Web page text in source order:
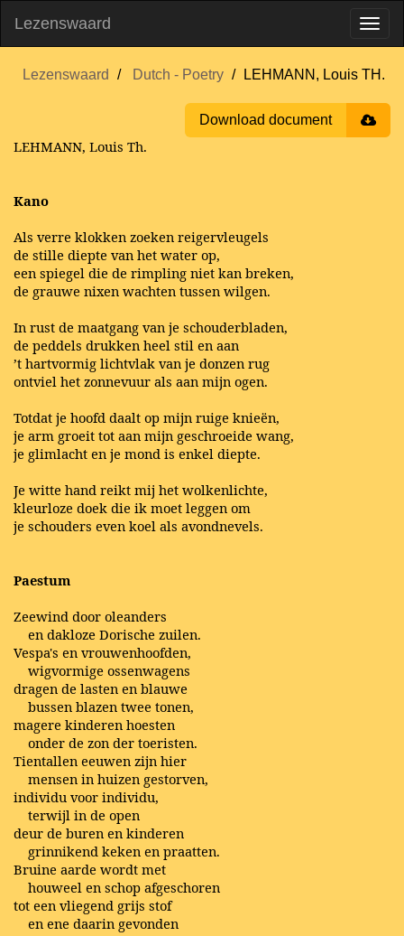
Lezenswaard
Lezenswaard Dutch - Poetry LEHMANN, Louis TH.
Download document
LEHMANN, Louis Th.
Kano
Als verre klokken zoeken reigervleugels
de stille diepte van het water op,
een spiegel die de rimpling niet kan breken,
de grauwe nixen wachten tussen wilgen.
In rust de maatgang van je schouderbladen,
de peddels drukken heel stil en aan
’t hartvormig lichtvlak van je donzen rug
ontviel het zonnevuur als aan mijn ogen.
Totdat je hoofd daalt op mijn ruige knieën,
je arm groeit tot aan mijn geschroeide wang,
je glimlacht en je mond is enkel diepte.
Je witte hand reikt mij het wolkenlichte,
kleurloze doek die ik moet leggen om
je schouders even koel als avondnevels.
Paestum
Zeewind door oleanders
en dakloze Dorische zuilen.
Vespa's en vrouwenhoofden,
wigvormige ossenwagens
dragen de lasten en blauwe
bussen blazen twee tonen,
magere kinderen hoesten
onder de zon der toeristen.
Tientallen eeuwen zijn hier
mensen in huizen gestorven,
individu voor individu,
terwijl in de open
deur de buren en kinderen
grinnikend keken en praatten.
Bruine aarde wordt met
houweel en schop afgeschoren
tot een vliegend grijs stof
en ene daarin gevonden